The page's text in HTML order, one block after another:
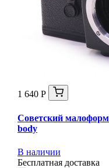
1 640 Р
Советский
body
В наличии
Бесплатная доставка